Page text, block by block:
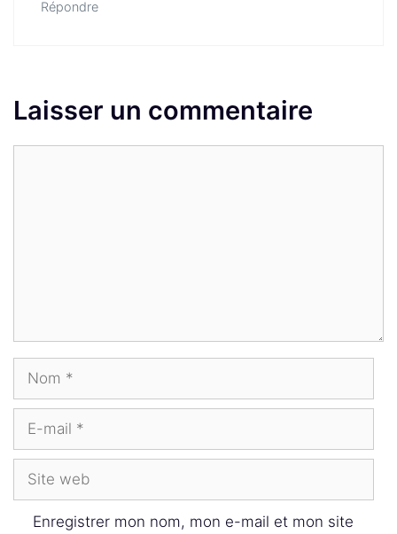
Répondre
Laisser un commentaire
Nom
Site
Enregistrer mon nom, mon e-mail et mon site